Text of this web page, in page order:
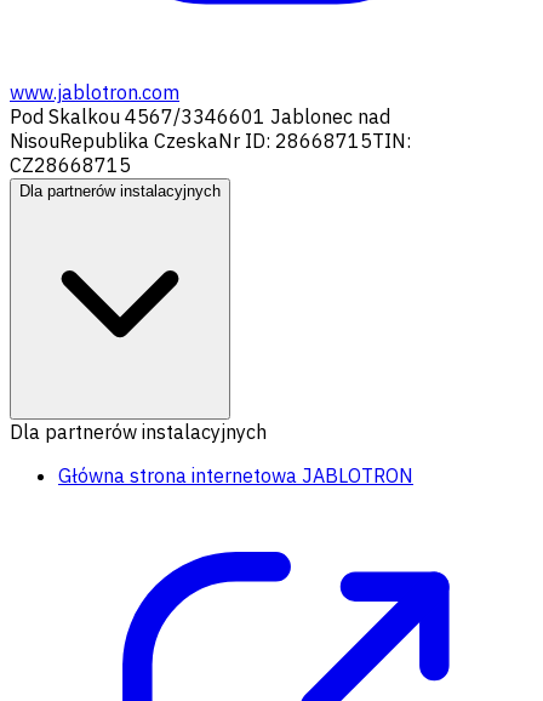
www.jablotron.com
Pod Skalkou 4567/3346601 Jablonec nad
NisouRepublika CzeskaNr ID: 28668715TIN:
CZ28668715
Dla partnerów instalacyjnych
Dla partnerów instalacyjnych
Główna strona internetowa JABLOTRON